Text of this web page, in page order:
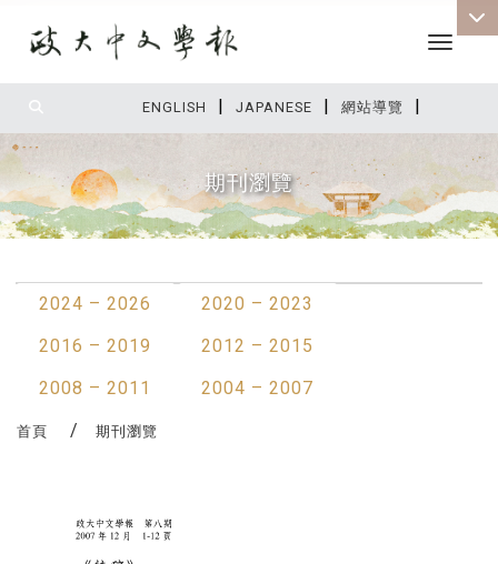
ENGLISH | JAPANESE | 網站導覽 |
Toggle
期刊瀏覽
2024 – 2026
2020 – 2023
2016 – 2019
2012 – 2015
2008 – 2011
2004 – 2007
首頁 期刊瀏覽